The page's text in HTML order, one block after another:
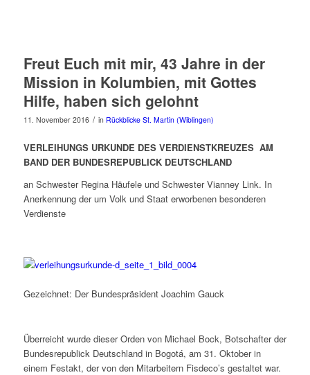
Freut Euch mit mir, 43 Jahre in der
Mission in Kolumbien, mit Gottes
Hilfe, haben sich gelohnt
11. November 2016 / in Rückblicke St. Martin (Wiblingen)
VERLEIHUNGS URKUNDE DES VERDIENSTKREUZES AM
BAND DER BUNDESREPUBLICK DEUTSCHLAND
an Schwester Regina Häufele und Schwester Vianney Link. In
Anerkennung der um Volk und Staat erworbenen besonderen
Verdienste
Gezeichnet: Der Bundespräsident Joachim Gauck
Überreicht wurde dieser Orden von Michael Bock, Botschafter der
Bundesrepublick Deutschland in Bogotá, am 31. Oktober in
einem Festakt, der von den Mitarbeitern Fisdeco’s gestaltet war.